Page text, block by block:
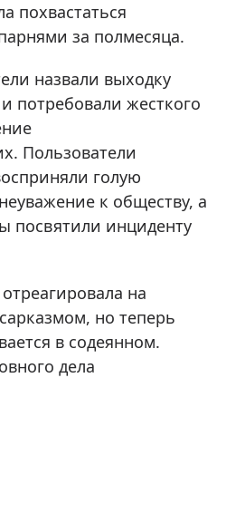
похвастаться
за полмесяца.
назвали выходку
потребовали жесткого
Пользователи
голую
к обществу, а
посвятили инциденту
на
но теперь
в содеянном.
дела